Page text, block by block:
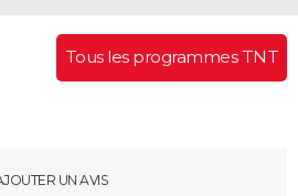
Tous les programmes TNT
UN AVIS